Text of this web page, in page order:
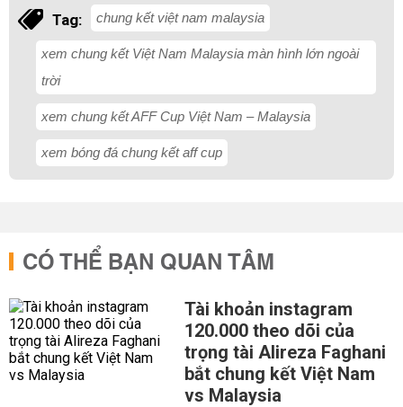
Tag: chung kết việt nam malaysia
xem chung kết Việt Nam Malaysia màn hình lớn ngoài
trời
xem chung kết AFF Cup Việt Nam – Malaysia
xem bóng đá chung kết aff cup
CÓ THỂ BẠN QUAN TÂM
Tài khoản instagram
120.000 theo dõi của
trọng tài Alireza Faghani
bắt chung kết Việt Nam
vs Malaysia